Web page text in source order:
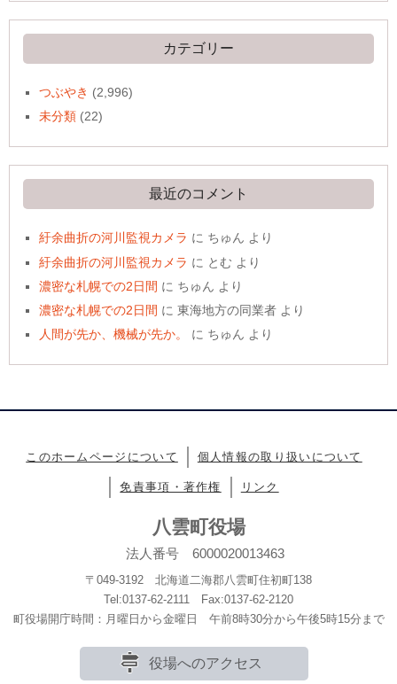
イ
ブ
カテゴリー
つぶやき (2,996)
未分類 (22)
最近のコメント
紆余曲折の河川監視カメラ に ちゅん より
紆余曲折の河川監視カメラ に とむ より
濃密な札幌での2日間 に ちゅん より
濃密な札幌での2日間 に東海地方の同業者 より
人間が先か、機械が先か。
に ちゅん より
このホームページについて 個人情報の取り扱いについて
免責事項・著作権 リンク
八雲町役場
法人番号 6000020013463
〒049-3192 北海道二海郡八雲町住初町138
Tel:0137-62-2111 Fax:0137-62-2120
町役場開庁時間：月曜日から金曜日 午前8時30分から午後5時15分まで
役場へのアクセス